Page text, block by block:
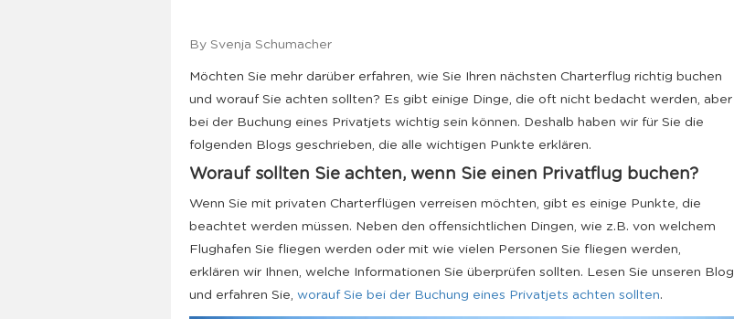
By Svenja Schumacher
Möchten Sie mehr darüber erfahren, wie Sie Ihren nächsten Charterflug richtig buchen
und worauf Sie achten sollten? Es gibt einige Dinge, die oft nicht bedacht werden, aber
bei der Buchung eines Privatjets wichtig sein können. Deshalb haben wir für Sie die
folgenden Blogs geschrieben, die alle wichtigen Punkte erklären.
Worauf sollten Sie achten, wenn Sie einen Privatflug buchen?
Wenn Sie mit privaten Charterflügen verreisen möchten, gibt es einige Punkte, die
beachtet werden müssen. Neben den offensichtlichen Dingen, wie z.B. von welchem
Flughafen Sie fliegen werden oder mit wie vielen Personen Sie fliegen werden,
erklären wir Ihnen, welche Informationen Sie überprüfen sollten. Lesen Sie unseren Blog
und erfahren Sie, worauf Sie bei der Buchung eines Privatjets achten sollten.